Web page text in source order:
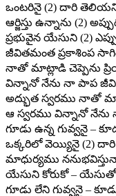
ఒంటరినై (2) దారి
ఆర్జిస్తు ఉన్నాను (2)
ప్రభువైన యేసుని (2)
జీవితమంత ప్రకాశింప
నాతో మాట్లాడి చెప్పెను
విన్నానో నేను నా పాప
అద్భుత స్వరము నాతో
ఆ స్వరము విన్నానో నేను
గూడు ఉన్న గువ్వనై –
ఒక్కరిలో వెయ్యినై (2)
మాధుర్యము
యేసుని కోరుకో –
గూడు లేని గువ్వనై –